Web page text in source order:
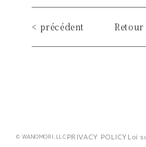
< précédent
© WANOMORI.LLC PRIVACY POLICY Loi